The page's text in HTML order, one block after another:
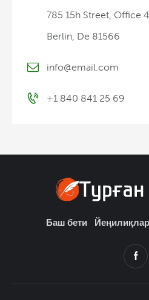
785 15h Street, Office
Berlin, De 81566
info@email.com
+1 840 841 25 69
Баш бети Йеңилиқлар